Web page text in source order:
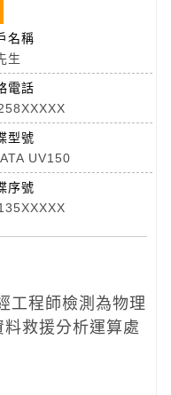
名稱
生
電話
型號
UV150
序號
工程師檢測為物理
救援分析運算處